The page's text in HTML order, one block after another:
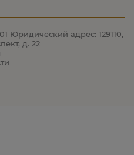
Юридический адрес: 129110,
д. 22